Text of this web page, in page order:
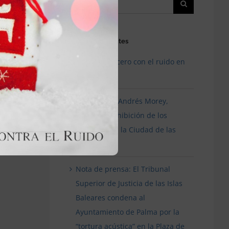
Entradas recientes
¿Tolerancia cero con el ruido en
Entrevista a Andrés Morey,
sobre la prohibición de los
festivales en la Ciudad de las
Artes
Nota de prensa: El Tribunal
Superior de Justicia de las Islas
Baleares condena al
Ayuntamiento de Palma por la
“tortura acústica” en la Plaza de